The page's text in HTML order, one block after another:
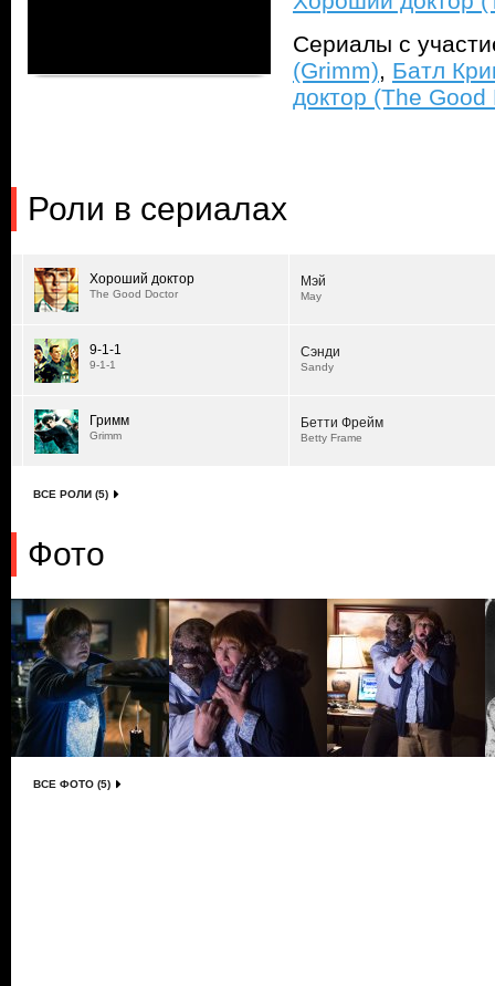
Сериалы с
(Grimm), Батл
доктор (The Good
Роли в сериалах
Хороший доктор
The Good Doctor
Мэй
May
9-1-1
9-1-1
Сэнди
Sandy
Гримм
Grimm
Бетти Фрейм
Betty Frame
ВСЕ РОЛИ (5)
Фото
ВСЕ ФОТО (5)